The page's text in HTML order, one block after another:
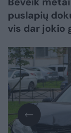
puslapių
vis dar jokio